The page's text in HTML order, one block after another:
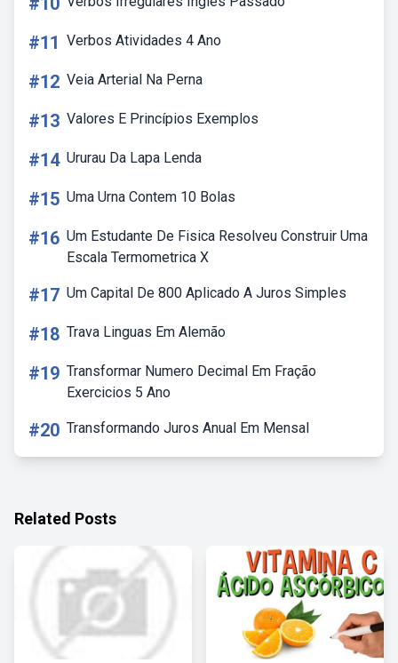
#11 Verbos Atividades 4 Ano
#12 Veia Arterial Na Perna
#13 Valores E Princípios Exemplos
#14 Ururau Da Lapa Lenda
#15 Uma Urna Contem 10 Bolas
#16 Um Estudante De Fisica Resolveu Construir Uma
Escala Termometrica X
#17 Um Capital De 800 Aplicado A Juros Simples
#18 Trava Linguas Em Alemão
#19 Transformar Numero Decimal Em Fração
Exercicios 5 Ano
#20 Transformando Juros Anual Em Mensal
Related Posts